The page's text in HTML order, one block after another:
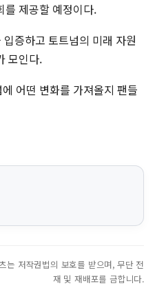
를 제공할 예정이다.
증하고 토트넘의 미래 자원
모인다.
어떤 변화를 가져올지 팬들
저작권법의 보호를 받으며, 무단 전
재 및 재배포를 금합니다.